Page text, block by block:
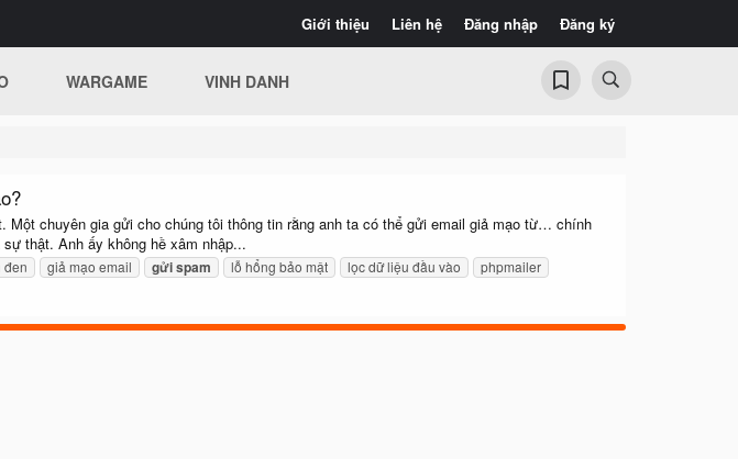
Giới thiệu Liên hệ Đăng nhập Đăng ký
WARGAME VINH DANH
chuyên gia gửi cho chúng tôi thông tin rằng anh ta có thể gửi email giả mạo từ… chính
thật. Anh ấy không hề xâm nhập...
đen giả mạo email gửispam lỗ hổng bảo mật lọc dữ liệu đầu vào
phpmailer